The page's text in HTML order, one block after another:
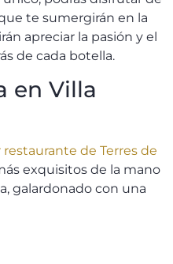
te sumergirán en la
apreciar la pasión y el
de cada botella.
en Villa
restaurante de Terres de
exquisitos de la mano
galardonado con una